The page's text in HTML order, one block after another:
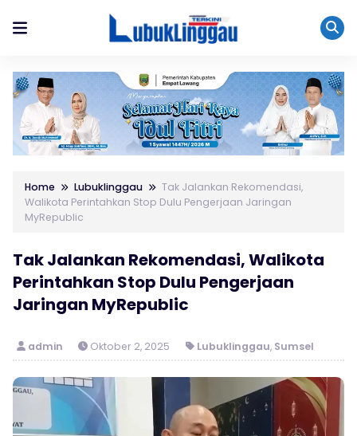
Home Lubuklinggau
Tak Jalankan Rekomendasi,
Walikota Perintahkan Stop Dulu Pengerjaan Jaringan
MyRepublic
Tak Jalankan Rekomendasi, Walikota
Perintahkan Stop Dulu Pengerjaan
Jaringan MyRepublic
admin Oktober 2, 2025 Lubuklinggau, Sumsel